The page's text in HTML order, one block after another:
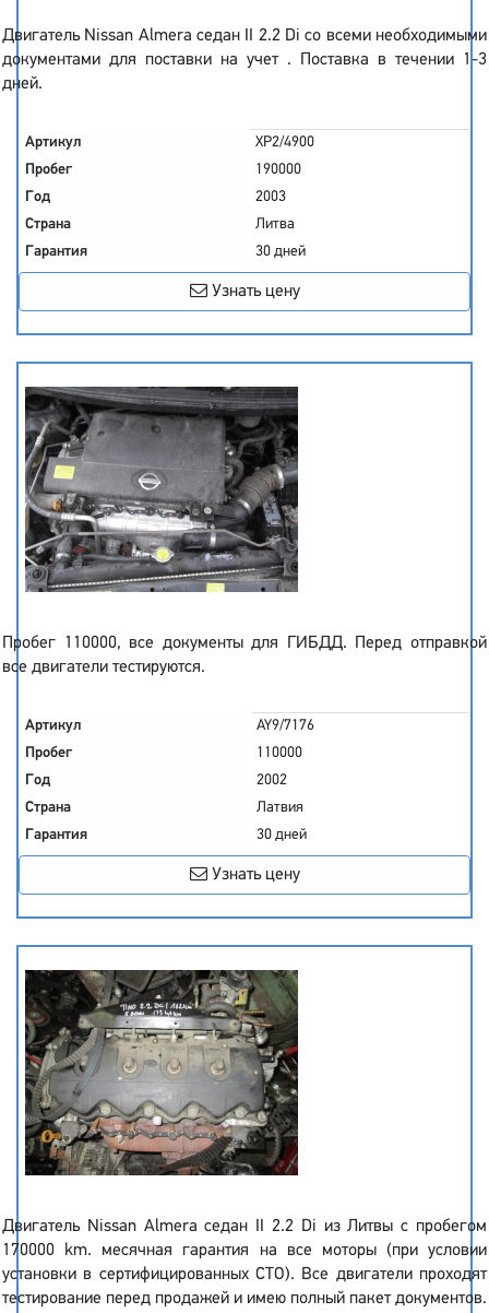
Двигатель Nissan Almera седан II 2.2 Di со всеми необходимыми
документами для поставки на учет . Поставка в течении 1-3
дней.
Артикул
XP2/4900
Пробег
190000
Год
2003
Страна
Литва
Гарантия
30 дней
Узнать цену
Пробег 110000, все документы для ГИБДД. Перед отправкой
все двигатели тестируются.
Артикул
AY9/7176
Пробег
110000
Год
2002
Страна
Латвия
Гарантия
30 дней
Узнать цену
Двигатель Nissan Almera седан II 2.2 Di из Литвы с пробегом
170000 km. месячная гарантия на все моторы (при условии
установки в сертифицированных СТО). Все двигатели проходят
тестирование перед продажей и имею полный пакет документов.